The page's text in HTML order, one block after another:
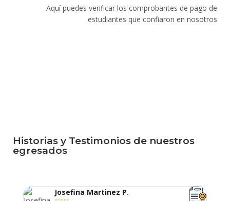
Aquí puedes verificar los comprobantes de pago de
estudiantes que confiaron en nosotros
Historias y Testimonios de nuestros
egresados
Josefina Martinez P.